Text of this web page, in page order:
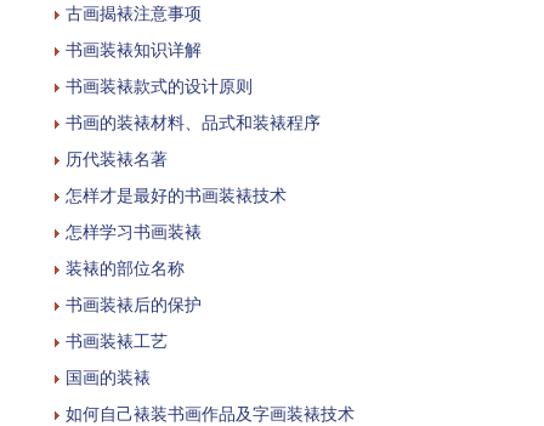
古画揭裱注意事项
书画装裱知识详解
书画装裱款式的设计原则
书画的装裱材料、品式和装裱程序
历代装裱名著
怎样才是最好的书画装裱技术
怎样学习书画装裱
装裱的部位名称
书画装裱后的保护
书画装裱工艺
国画的装裱
如何自己裱装书画作品及字画装裱技术